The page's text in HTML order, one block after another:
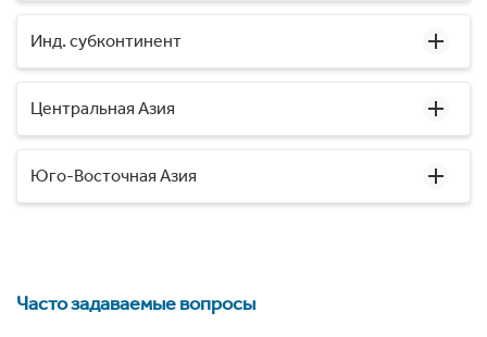
Инд. субконтинент
Центральная Азия
Юго-Восточная Азия
Часто задаваемые вопросы